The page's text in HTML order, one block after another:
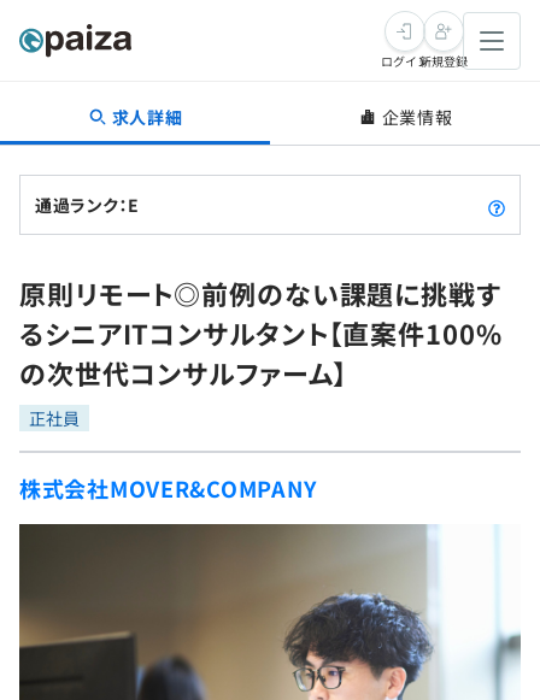
転職・キャリア
転職成功ガイド
転職エージェント
インタビュー
転職成功ガイド
新卒就活
求人検索
本選考
インターン
新卒エージェント
就活成功ガイド
学習
問題集
4択課題
プログラミング言語
ゲーム・マンガ
Tech Team Journal
note
paizaとは？
ログイン新規登録
求人詳細 企業情報
通過ランク：E
原則リモート◎前例のない課題に挑戦す
るシニアITコンサルタント【直案件100%
の次世代コンサルファーム】
正社員
株式会社MOVER&COMPANY